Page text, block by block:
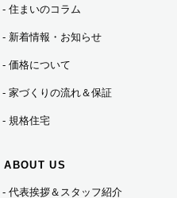
住まいのコラム
新着情報・お知らせ
価格について
家づくりの流れ＆保証
規格住宅
ABOUT US
代表挨拶＆スタッフ紹介